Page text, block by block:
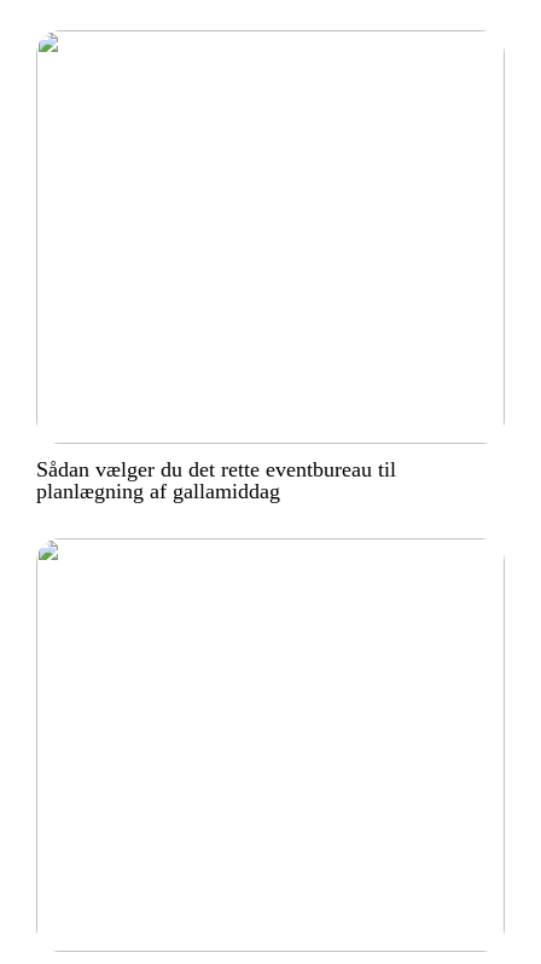
Sådan vælger du det rette eventbureau til
planlægning af gallamiddag